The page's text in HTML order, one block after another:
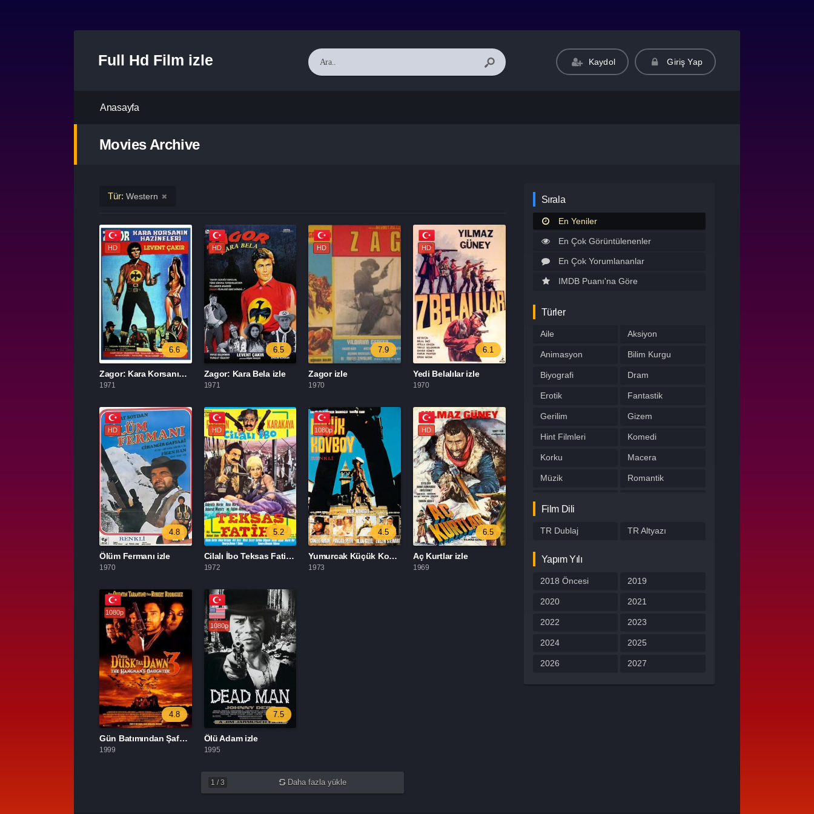
Full Hd Film izle Kaydol Giriş Yap
Anasayfa
Movies Archive
Tür: Western
HD
6.6
Zagor: Kara Korsanın Hazineleri izle
1971
HD
6.5
Zagor: Kara Bela izle
1971
HD
7.9
Zagor izle
1970
HD
6.1
Yedi Belalılar izle
1970
HD
4.8
Ölüm Fermanı izle
1970
HD
5.2
Cilalı İbo Teksas Fatihi izle
1972
1080p
4.5
Yumurcak Küçük Kovboy izle
1973
HD
6.5
Aç Kurtlar izle
1969
1080p
4.8
Gün Batımından Şafağa 3: The Hangman’s Daughter izle
1999
1080p
7.5
Ölü Adam izle
1995
1 / 3 Daha fazla yükle
Sırala
En Yeniler
En Çok Görüntülenenler
En Çok Yorumlananlar
IMDB Puanı'na Göre
Türler
Aile Aksiyon
Animasyon Bilim Kurgu
Biyografi Dram
Erotik Fantastik
Gerilim Gizem
Hint Filmleri Komedi
Korku Macera
Müzik Romantik
Film Dili
TR Dublaj TR Altyazı
Yapım Yılı
2018 Öncesi 2019
2020 2021
2022 2023
2024 2025
2026 2027